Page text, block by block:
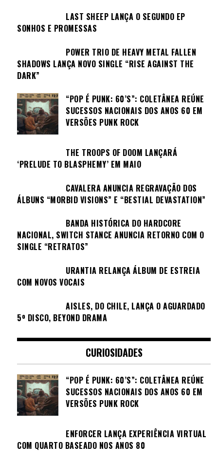
LAST SHEEP LANÇA O SEGUNDO EP
SONHOS E PROMESSAS
POWER TRIO DE HEAVY METAL FALLEN
SHADOWS LANÇA NOVO SINGLE “RISE AGAINST THE
DARK”
“POP É PUNK: 60’S”: COLETÂNEA REÚNE
SUCESSOS NACIONAIS DOS ANOS 60 EM
VERSÕES PUNK ROCK
THE TROOPS OF DOOM LANÇARÁ
‘PRELUDE TO BLASPHEMY’ EM MAIO
CAVALERA ANUNCIA REGRAVAÇÃO DOS
ÁLBUNS “MORBID VISIONS” E “BESTIAL DEVASTATION”
BANDA HISTÓRICA DO HARDCORE
NACIONAL, SWITCH STANCE ANUNCIA RETORNO COM O
SINGLE “RETRATOS”
URANTIA RELANÇA ÁLBUM DE ESTREIA
COM NOVOS VOCAIS
AISLES, DO CHILE, LANÇA O AGUARDADO
5º DISCO, BEYOND DRAMA
CURIOSIDADES
“POP É PUNK: 60’S”: COLETÂNEA REÚNE
SUCESSOS NACIONAIS DOS ANOS 60 EM
VERSÕES PUNK ROCK
ENFORCER LANÇA EXPERIÊNCIA VIRTUAL
COM QUARTO BASEADO NOS ANOS 80